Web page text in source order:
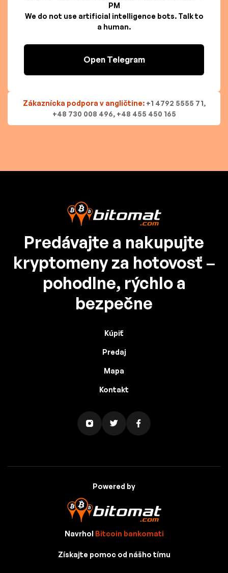
PM
We do not use artificial intelligence bots. Talk to
a human.
Open Telegram
Zákaznícka podpora v angličtine: +1 4792 5555 71,
+48 730 008 496, +48 455 450 165
Predávajte a nakupujte
kryptomeny za hotovosť –
pohodlne, rýchlo a
bezpečne
Kúpiť
Predaj
Mapa
Kontakt
Powered by
Navrhol Bitcoin bankomati
Získajte pomoc od nášho tímu